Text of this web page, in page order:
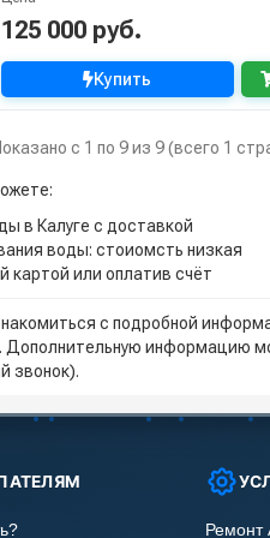
125 000 руб.
Купить
с 1 по 9 из 9 (всего 1
в Калуге с доставкой
воды: стоиомсть низкая
картой или оплатив счёт
с подробной
информацию
звонок).
Ремонт